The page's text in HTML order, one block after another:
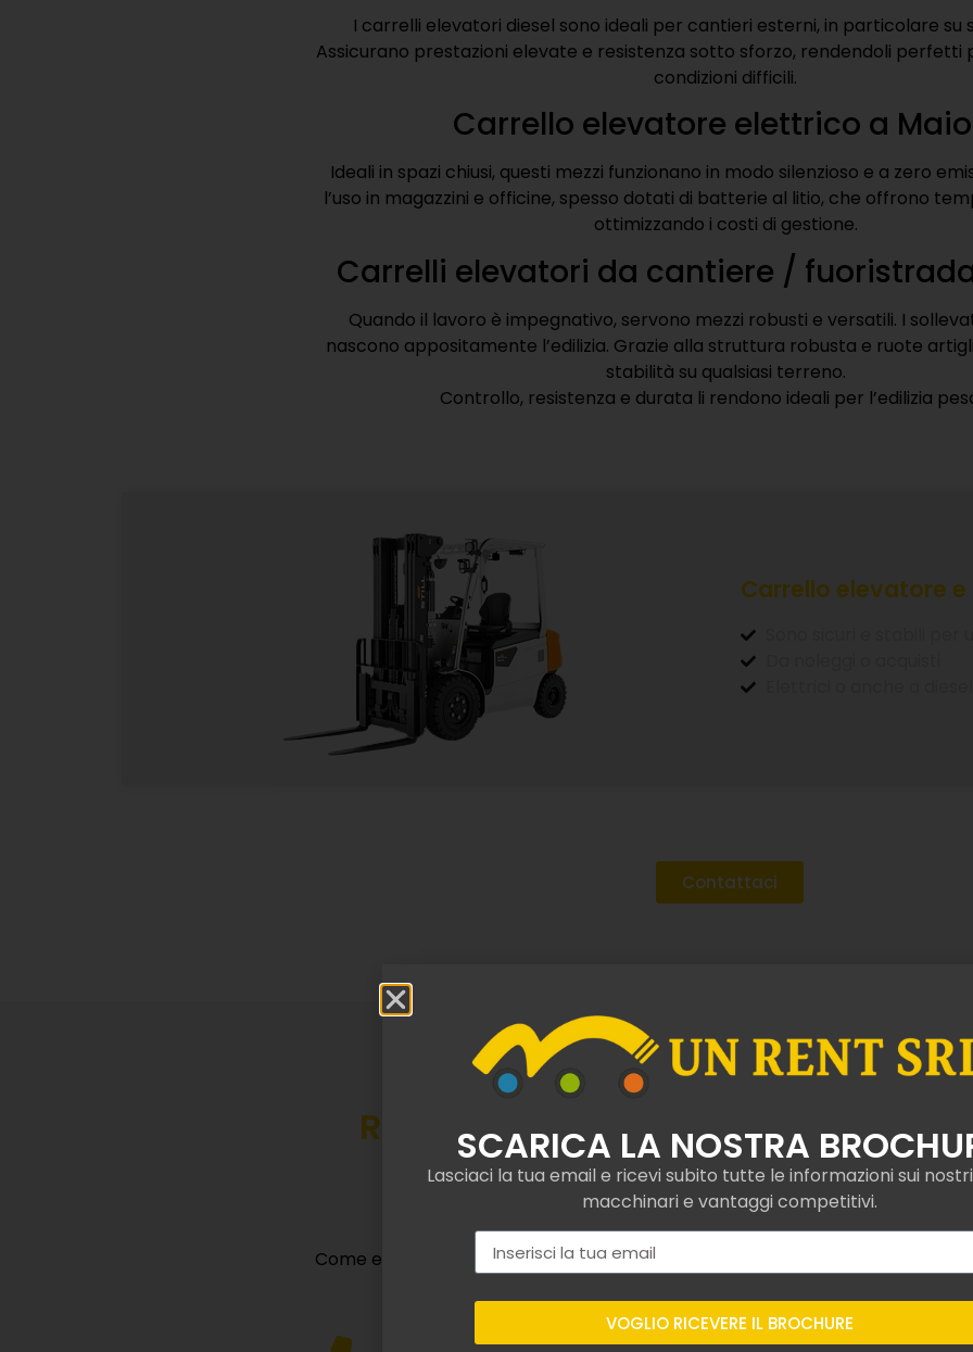
I carrelli elevatori diesel sono ideali per cantieri esterni, in particolare su
Assicurano prestazioni elevate e resistenza sotto sforzo, rendendoli perfetti
condizioni difficili.
Carrello elevatore elettrico a
Ideali in spazi chiusi, questi mezzi funzionano in modo silenzioso e a zero
l’uso in magazzini e officine, spesso dotati di batterie al litio, che offrono
ottimizzando i costi di gestione.
Carrelli elevatori da cantiere /
Quando il lavoro è impegnativo, servono mezzi robusti e versatili. I
nascono appositamente l’edilizia. Grazie alla struttura robusta e ruote
stabilità su qualsiasi terreno.
Controllo, resistenza e durata li rendono ideali per l’edilizia
Carrello elevatore
Contattaci
Renting muletto o elevatore da
Maiolo a lungo termine
Come esperti di noleggio o vendita di muletti o elevatore da cantieri,
SCARICA LA NOSTRA
Lasciaci la tua email e ricevi subito tutte le informazioni sui
macchinari e vantaggi competitivi.
VOGLIO RICEVERE IL BROCHURE